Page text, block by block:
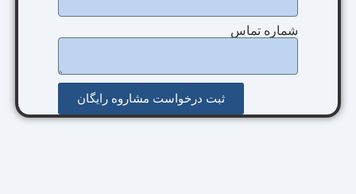
شماره تماس
ثبت درخواست مشاروه رایگان